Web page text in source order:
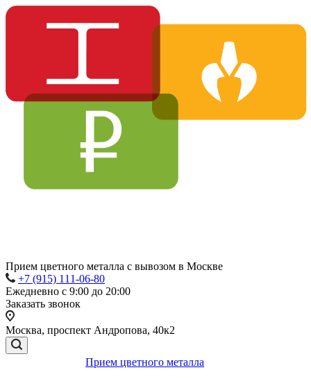
Прием цветного металла с вывозом в Москве
+7 (915) 111-06-80
Ежедневно с 9:00 до 20:00
Заказать звонок
Москва, проспект Андропова, 40к2
Прием цветного металла